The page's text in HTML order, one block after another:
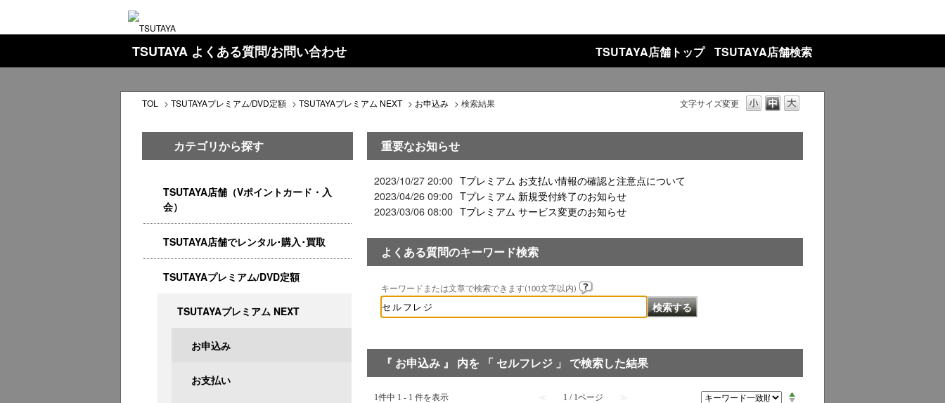
TSUTAYA よくある質問/お問い合わせ TSUTAYA店舗トップ TSUTAYA店舗検索
文字サイズ変更
TOL > TSUTAYAプレミアム/DVD定額 > TSUTAYAプレミアム NEXT > お申込み > 検索結果
カテゴリから探す
TSUTAYA店舗（Vポイントカード・入
会）
TSUTAYA店舗でレンタル･購入･買取
TSUTAYAプレミアム/DVD定額
TSUTAYAプレミアム NEXT
お申込み
お支払い
重要なお知らせ
2023/10/27 20:00 Tプレミアム お支払い情報の確認と注意点について
2023/04/26 09:00 Tプレミアム 新規受付終了のお知らせ
2023/03/06 08:00 Tプレミアム サービス変更のお知らせ
よくある質問のキーワード検索
キーワードまたは文章で検索できます(100文字以内)
『 お申込み 』 内を 「 セルフレジ 」 で検索した結果
1件中 1 - 1 件を表示 ≪ 1 / 1ページ ≫